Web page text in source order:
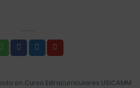
en Curso Extracurriculares USICAMM